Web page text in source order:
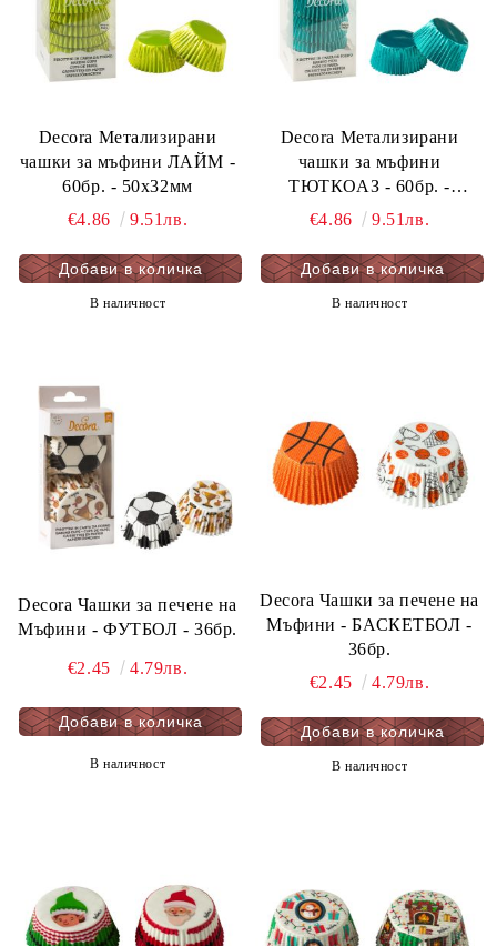
Decora Метализирани
чашки за мъфини ЛАЙМ -
60бр. - 50х32мм
€4.86
9.51лв.
В наличност
Decora Метализирани
чашки за мъфини
ТЮТКОАЗ - 60бр. -
50х32мм
€4.86 9.51лв.
В наличност
Decora Чашки за печене на
Мъфини - ФУТБОЛ - 36бр.
€2.45 4.79лв.
В наличност
Decora Чашки за печене на
Мъфини - БАСКЕТБОЛ -
36бр.
€2.45
4.79лв.
В наличност